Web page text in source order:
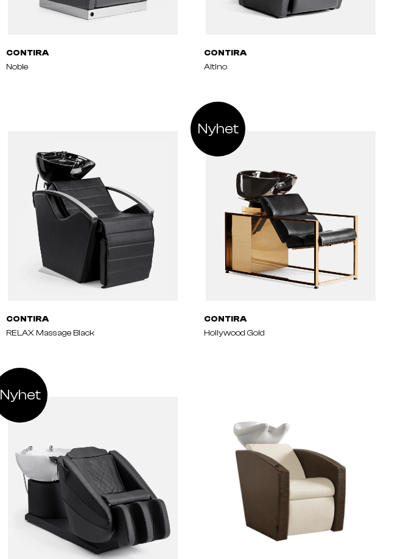
CONTIRA
Noble
CONTIRA
Altino
CONTIRA
RELAX Massage Black
Nyhet
CONTIRA
Hollywood Gold
Nyhet